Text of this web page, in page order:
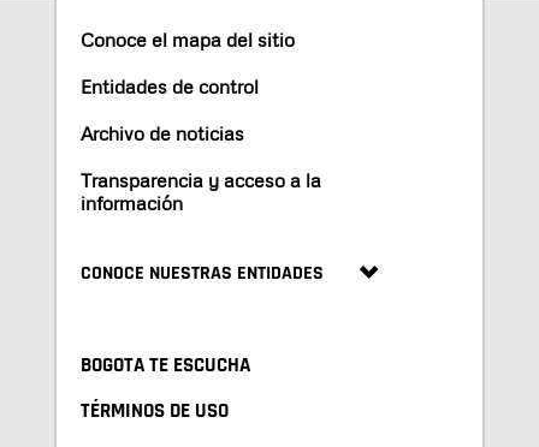
Conoce el mapa del sitio
Entidades de control
Archivo de noticias
Transparencia y acceso a la
información
CONOCE NUESTRAS ENTIDADES
BOGOTA TE ESCUCHA
TÉRMINOS DE USO